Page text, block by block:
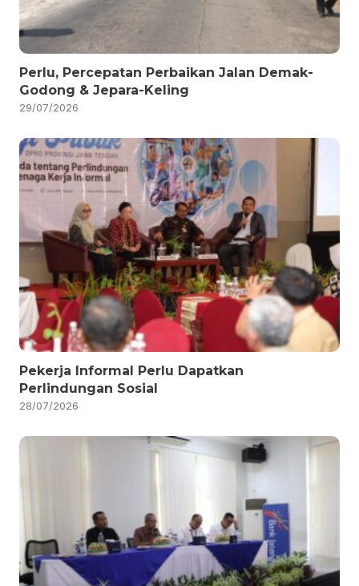
Perlu, Percepatan Perbaikan Jalan Demak-
Godong & Jepara-Keling
29/07/2026
Pekerja Informal Perlu Dapatkan
Perlindungan Sosial
28/07/2026